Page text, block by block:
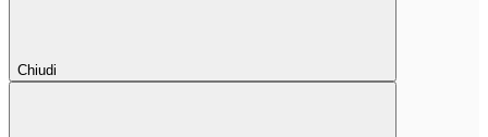
Chiudi